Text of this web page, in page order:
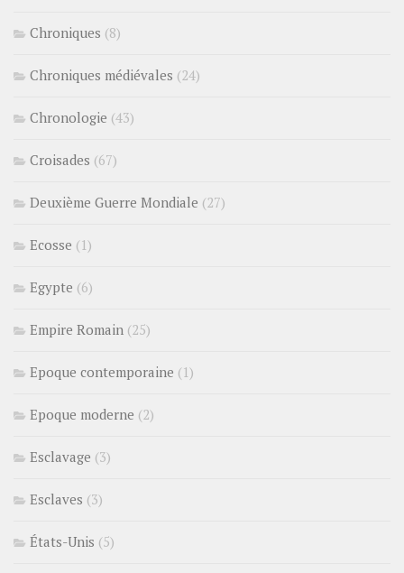
Chroniques (8)
Chroniques médiévales (24)
Chronologie (43)
Croisades (67)
Deuxième Guerre Mondiale (27)
Ecosse (1)
Egypte (6)
Empire Romain (25)
Epoque contemporaine (1)
Epoque moderne (2)
Esclavage (3)
Esclaves (3)
États-Unis (5)